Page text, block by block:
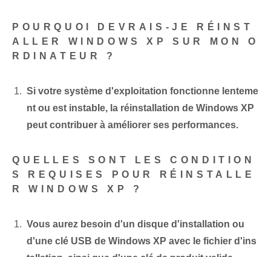
POURQUOI DEVRAIS-JE RÉINST
ALLER WINDOWS XP SUR MON O
RDINATEUR ?
Si votre système d'exploitation fonctionne lenteme
nt ou est instable, la réinstallation de Windows XP
peut contribuer à améliorer ses performances.
QUELLES SONT LES CONDITION
S REQUISES POUR RÉINSTALLE
R WINDOWS XP ?
Vous aurez besoin d'un disque d'installation ou
d'une clé USB de Windows XP⁤ avec le fichier d'ins